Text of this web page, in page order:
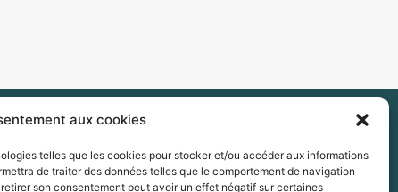
aux cookies
telles que les cookies pour stocker et/ou accéder aux informations
de traiter des données telles que le comportement de navigation
son consentement peut avoir un effet négatif sur certaines